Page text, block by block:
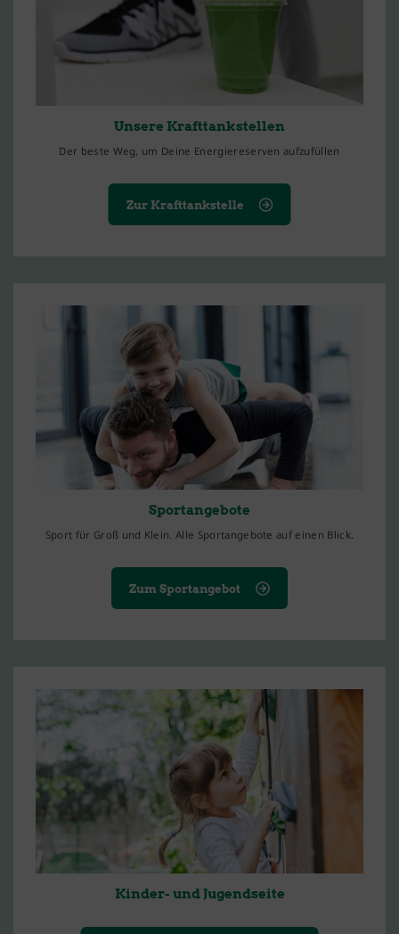
Unsere Krafttankstellen
Der beste Weg, um Deine Energiereserven aufzufüllen
Zur Krafttankstelle
Sportangebote
Sport für Groß und Klein. Alle Sportangebote auf einen Blick.
Zum Sportangebot
Kinder- und Jugendseite